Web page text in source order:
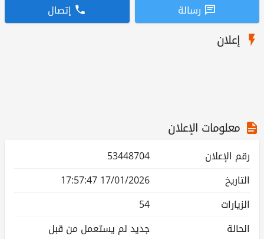
رسالة إتصال
إعلان
معلومات الإعلان
رقم الإعلان
53448704
التاريخ
17/01/2026 17:57:47
الزيارات
54
الحالة
جديد لم يستعمل من قبل